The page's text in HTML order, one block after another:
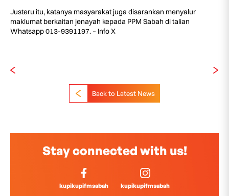
Justeru itu, katanya masyarakat juga disarankan menyalur
maklumat berkaitan jenayah kepada PPM Sabah di talian
Whatsapp 013-9391197. – Info X
Back to Latest News
Stay connected with us!
kupikupifmsabah kupikupifmsabah